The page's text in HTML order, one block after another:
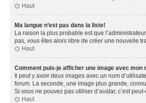
Haut
Ma langue n’est pas dans la liste!
La raison la plus probable est que
pas, vous êtes alors libre de créer une nouvelle
Haut
Comment puis-je afficher une image avec mon
Il peut y avoir deux images avec un nom
forum. La seconde, une image plus grande,
Si vous ne pouvez pas utiliser d’avatar, c’est
Haut